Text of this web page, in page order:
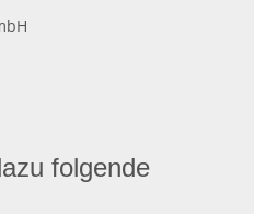
folgende